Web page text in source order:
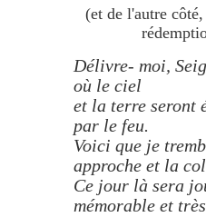
(et de l'autre
Délivre- moi,
où le ciel
et la terre seront
par le feu.
Voici que je
approche et la
Ce jour là sera
mémorable et